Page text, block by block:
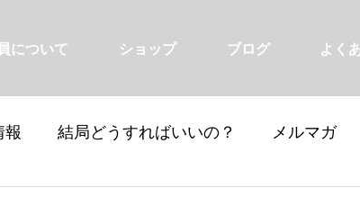
について ショップ ブログ よく
報 結局どうすればいいの？ メルマガ